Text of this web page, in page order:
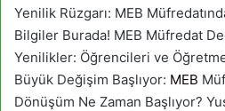
Yenilik Rüzgarı: MEB
Bilgiler Burada! MEB Müfredat
Yenilikler: Öğrencileri ve
Büyük Değişim Başlıyor: MEB
Dönüşüm Ne Zaman Başlıyor?